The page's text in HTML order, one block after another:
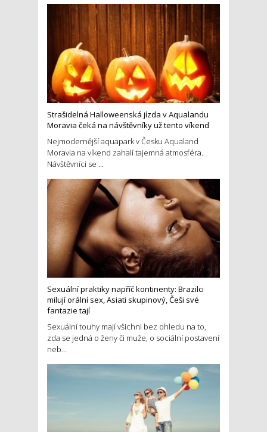
Strašidelná Halloweenská jízda v Aqualandu
Moravia čeká na návštěvníky už tento víkend
Nejmodernější aquapark v Česku Aqualand
Moravia na víkend zahalí tajemná atmosféra.
Návštěvníci se ...
Sexuální praktiky napříč kontinenty: Brazilci
milují orální sex, Asiati skupinový, Češi své
fantazie tají
Sexuální touhy mají všichni bez ohledu na to,
zda se jedná o ženy či muže, o sociální postavení
neb...